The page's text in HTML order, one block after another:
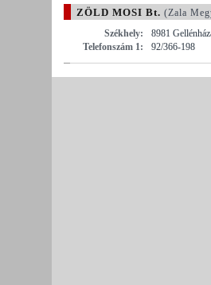
ZÖLD MOSI Bt. (Zala
Székhely:
8981
Telefonszám 1:
92/366-198